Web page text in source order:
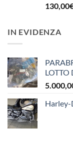
130,00
IN EVIDENZA
LOTTO
Harley-